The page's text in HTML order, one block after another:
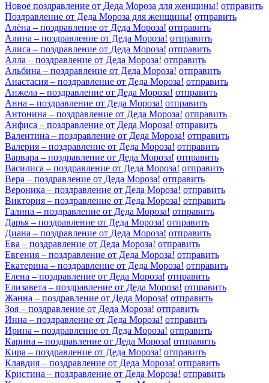
Новое поздравление от Деда Мороза для женщины! отправить
Поздравление от Деда Мороза для женщины! отправить
Алёна – поздравление от Деда Мороза! отправить
Алина – поздравление от Деда Мороза! отправить
Алиса – поздравление от Деда Мороза! отправить
Алла – поздравление от Деда Мороза! отправить
Альбина – поздравление от Деда Мороза! отправить
Анастасия – поздравление от Деда Мороза! отправить
Анжела – поздравление от Деда Мороза! отправить
Анна – поздравление от Деда Мороза! отправить
Антонина – поздравление от Деда Мороза! отправить
Анфиса – поздравление от Деда Мороза! отправить
Валентина – поздравление от Деда Мороза! отправить
Валерия – поздравление от Деда Мороза! отправить
Варвара – поздравление от Деда Мороза! отправить
Василиса – поздравление от Деда Мороза! отправить
Вера – поздравление от Деда Мороза! отправить
Вероника – поздравление от Деда Мороза! отправить
Виктория – поздравление от Деда Мороза! отправить
Галина – поздравление от Деда Мороза! отправить
Дарья – поздравление от Деда Мороза! отправить
Диана – поздравление от Деда Мороза! отправить
Ева – поздравление от Деда Мороза! отправить
Евгения – поздравление от Деда Мороза! отправить
Екатерина – поздравление от Деда Мороза! отправить
Елена – поздравление от Деда Мороза! отправить
Елизавета – поздравление от Деда Мороза! отправить
Жанна – поздравление от Деда Мороза! отправить
Зоя – поздравление от Деда Мороза! отправить
Инна – поздравление от Деда Мороза! отправить
Ирина – поздравление от Деда Мороза! отправить
Карина – поздравление от Деда Мороза! отправить
Кира – поздравление от Деда Мороза! отправить
Клавдия – поздравление от Деда Мороза! отправить
Кристина – поздравление от Деда Мороза! отправить